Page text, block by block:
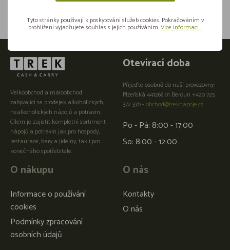
Velkoobchod a maloobchod
zabývající se prodejek alkoholických,
nealkoholických nápojů a potravin.
Cílem je zajistit kompletní sortiment
nápojů a potravin jak pro hospody,
restaurace, bary a jídelny, tak i pro
konečného spotřebitele.
O nákupu
Informace o používání
cookies
Podmínky zpracování
osobních údajů
O nás
Kontakty
O nás
Otevírací doba
Přijeďte osobně do naší provozovny:
Plzeňská 441266 01 Beroun +420 725
372 370 -obchod@treknapoje.cz
Po - Pá: 8:00 - 17:00
So: 8:00 - 12:00
Tyto stránky používají k poskytování služeb cookies. Pokračováním v
prohlížení vyjadřujete souhlas s jejich používáním.Více informací...